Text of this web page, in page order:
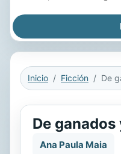
Inicio Ficción De
De
Ana Paula Maia